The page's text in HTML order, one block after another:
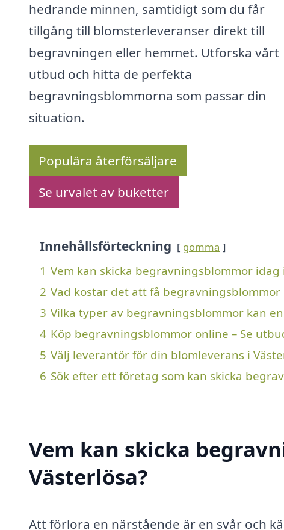
hedrande minnen, samtidigt som du får
tillgång till blomsterleveranser direkt till
begravningen eller hemmet. Utforska vårt
utbud och hitta de perfekta
begravningsblommorna som passar din
situation.
Populära återförsäljare
Se urvalet av buketter
Innehållsförteckning gömma
1 Vem kan skicka begravningsblommor idag
2 Vad kostar det att få begravningsblommor
3 Vilka typer av begravningsblommor kan
4 Köp begravningsblommor online – Se
5 Välj leverantör för din blomleverans i
6 Sök efter ett företag som kan skicka
Vem kan skicka
Västerlösa?
Att förlora en närstående är en svår och